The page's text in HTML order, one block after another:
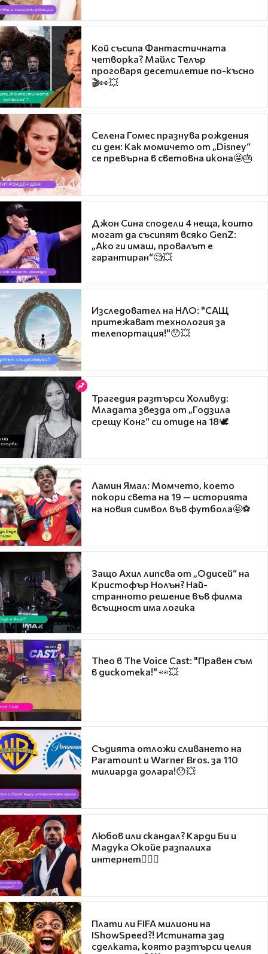
Кой съсипа Фантастичната
четворка? Майлс Телър
проговаря десетилетие по-късно
🎬👀💥
Селена Гомес празнува рождения
си ден: Как момичето от „Disney“
се превърна в световна икона🤩🎂
Джон Сина сподели 4 неща, които
могат да съсипят всяко GenZ:
„Ако ги имаш, провалът е
гарантиран“🧐💥
Изследовател на НЛО: "САЩ
притежават технология за
телепортация!"😯💥
Трагедия разтърси Холивуд:
Младата звезда от „Годзила
срещу Конг“ си отиде на 18🕊️
Ламин Ямал: Момчето, което
покори света на 19 — историята
на новия символ във футбола🤩⚽
Защо Ахил липсва от „Одисей“ на
Кристофър Нолън? Най-
странното решение във филма
всъщност има логика
Theo в The Voice Cast: "Правен съм
в дискотека!" 👀💥
Съдията отложи сливането на
Paramount и Warner Bros. за 110
милиарда долара!😯💥
Любов или скандал? Карди Би и
Мадука Окойе разпалиха
интернет❤️‍🔥🔥
Плати ли FIFA милиони на
IShowSpeed?! Истината зад
сделката, която разтърси целия